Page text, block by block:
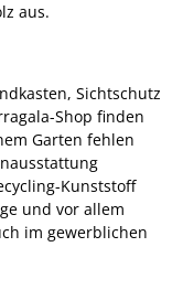
aus.
Sichtschutz
Shop finden
Garten fehlen
Kunststoff
und vor allem
im gewerblichen